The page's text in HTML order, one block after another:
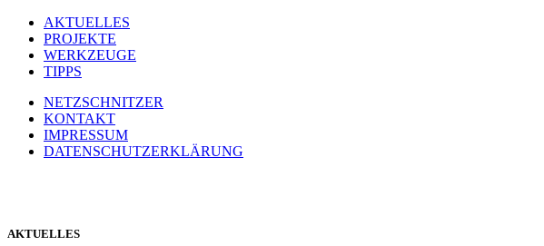
AKTUELLES
PROJEKTE
WERKZEUGE
TIPPS
NETZSCHNITZER
KONTAKT
IMPRESSUM
DATENSCHUTZERKLÄRUNG
AKTUELLES